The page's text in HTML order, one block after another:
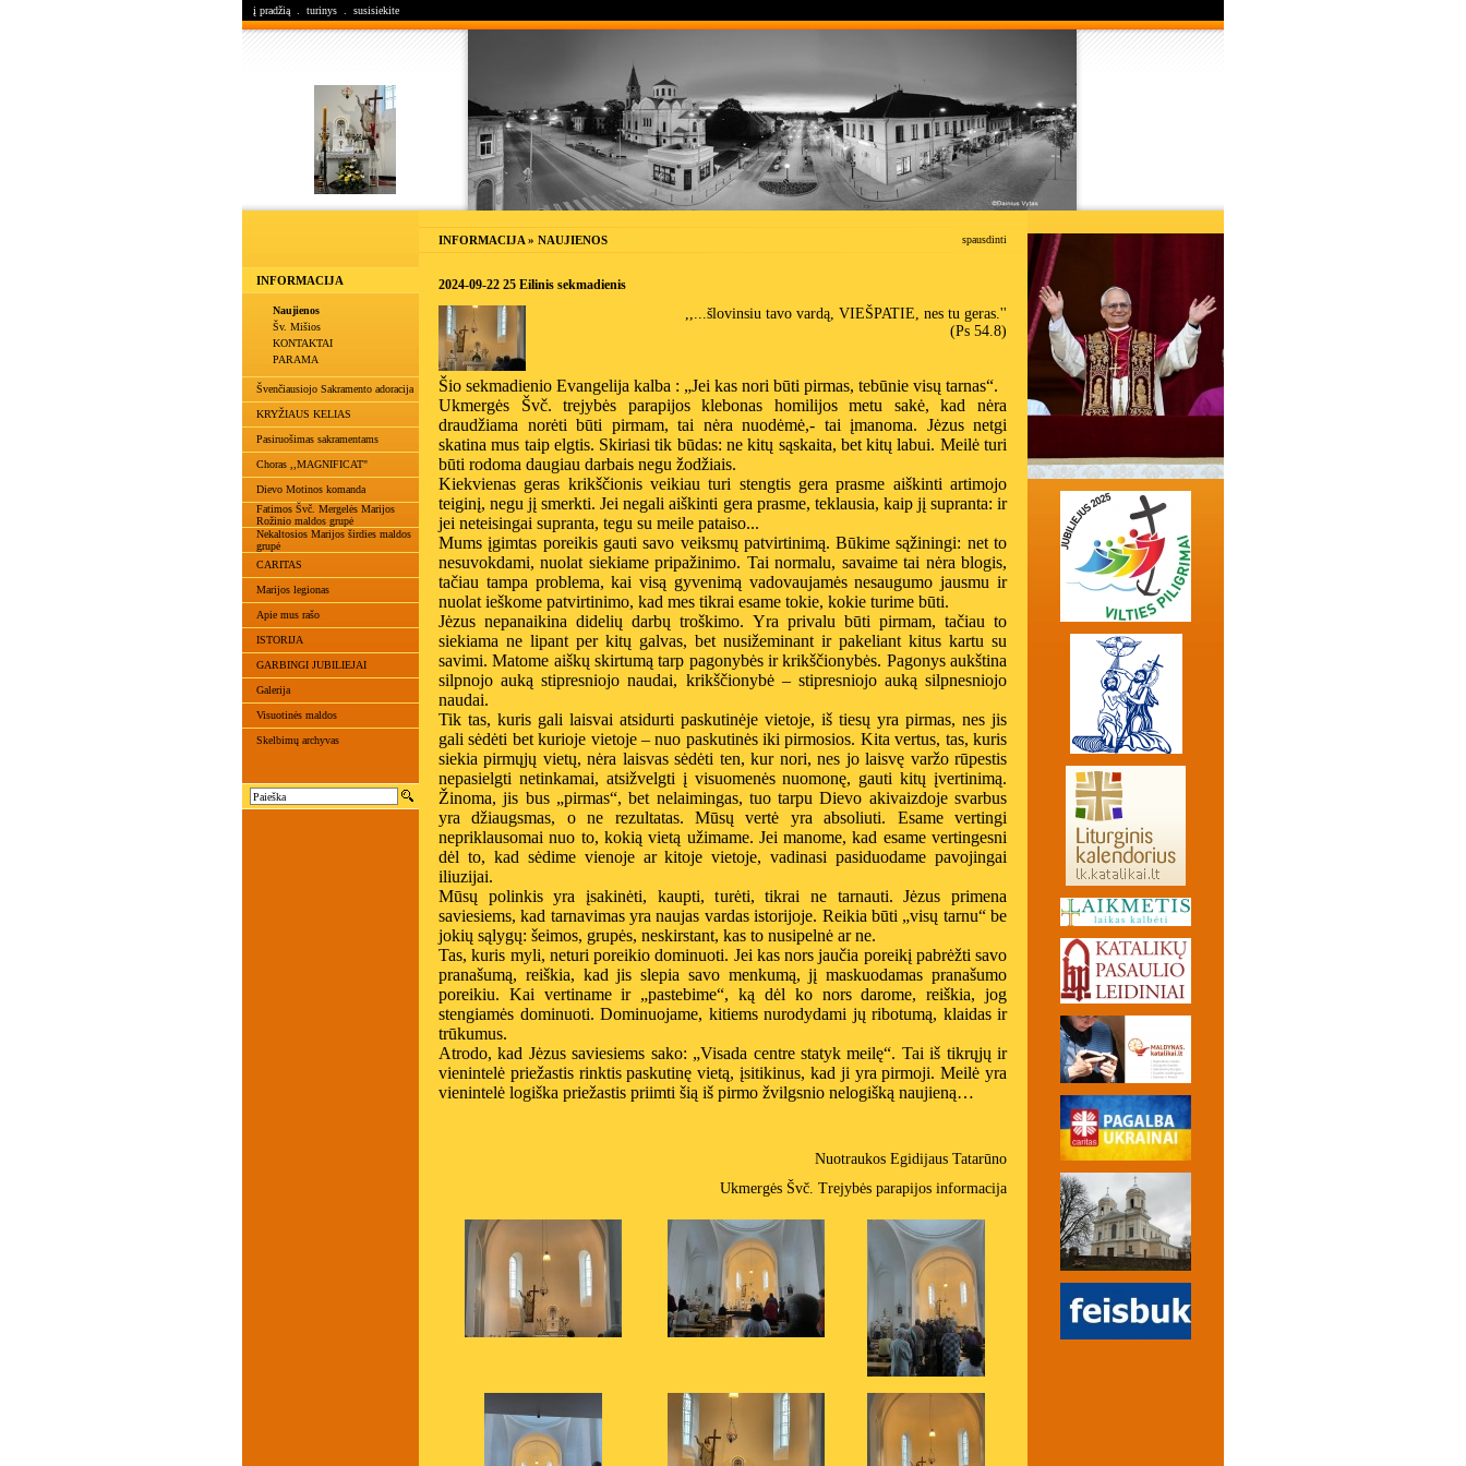
į pradžią turinys susisiekite
INFORMACIJA
Naujienos
Šv. Mišios
KONTAKTAI
PARAMA
Švenčiausiojo Sakramento adoracija
KRYŽIAUS KELIAS
Pasiruošimas sakramentams
Choras ,,MAGNIFICAT"
Dievo Motinos komanda
Fatimos Švč. Mergelės Marijos
Rožinio maldos grupė
Nekaltosios Marijos širdies maldos
grupė
CARITAS
Marijos legionas
Apie mus rašo
ISTORIJA
GARBINGI JUBILIEJAI
Galerija
Visuotinės maldos
Skelbimų archyvas
INFORMACIJA » NAUJIENOS spausdinti
2024-09-22 25 Eilinis sekmadienis
,,...šlovinsiu tavo vardą, VIEŠPATIE, nes tu geras.''
(Ps 54.8)
Šio sekmadienio Evangelija kalba : „Jei kas nori būti pirmas, tebūnie visų tarnas“.
Ukmergės Švč. trejybės parapijos klebonas homilijos metu sakė, kad nėra
draudžiama norėti būti pirmam, tai nėra nuodėmė,- tai įmanoma. Jėzus netgi
skatina mus taip elgtis. Skiriasi tik būdas: ne kitų sąskaita, bet kitų labui. Meilė turi
būti rodoma daugiau darbais negu žodžiais.
Kiekvienas geras krikščionis veikiau turi stengtis gera prasme aiškinti artimojo
teiginį, negu jį smerkti. Jei negali aiškinti gera prasme, teklausia, kaip jį supranta: ir
jei neteisingai supranta, tegu su meile pataiso...
Mums įgimtas poreikis gauti savo veiksmų patvirtinimą. Būkime sąžiningi: net to
nesuvokdami, nuolat siekiame pripažinimo. Tai normalu, savaime tai nėra blogis,
tačiau tampa problema, kai visą gyvenimą vadovaujamės nesaugumo jausmu ir
nuolat ieškome patvirtinimo, kad mes tikrai esame tokie, kokie turime būti.
Jėzus nepanaikina didelių darbų troškimo. Yra privalu būti pirmam, tačiau to
siekiama ne lipant per kitų galvas, bet nusižeminant ir pakeliant kitus kartu su
savimi. Matome aiškų skirtumą tarp pagonybės ir krikščionybės. Pagonys aukština
silpnojo auką stipresniojo naudai, krikščionybė – stipresniojo auką silpnesniojo
naudai.
Tik tas, kuris gali laisvai atsidurti paskutinėje vietoje, iš tiesų yra pirmas, nes jis
gali sėdėti bet kurioje vietoje – nuo paskutinės iki pirmosios. Kita vertus, tas, kuris
siekia pirmųjų vietų, nėra laisvas sėdėti ten, kur nori, nes jo laisvę varžo rūpestis
nepasielgti netinkamai, atsižvelgti į visuomenės nuomonę, gauti kitų įvertinimą.
Žinoma, jis bus „pirmas“, bet nelaimingas, tuo tarpu Dievo akivaizdoje svarbus
yra džiaugsmas, o ne rezultatas. Mūsų vertė yra absoliuti. Esame vertingi
nepriklausomai nuo to, kokią vietą užimame. Jei manome, kad esame vertingesni
dėl to, kad sėdime vienoje ar kitoje vietoje, vadinasi pasiduodame pavojingai
iliuzijai.
Mūsų polinkis yra įsakinėti, kaupti, turėti, tikrai ne tarnauti. Jėzus primena
saviesiems, kad tarnavimas yra naujas vardas istorijoje. Reikia būti „visų tarnu“ be
jokių sąlygų: šeimos, grupės, neskirstant, kas to nusipelnė ar ne.
Tas, kuris myli, neturi poreikio dominuoti. Jei kas nors jaučia poreikį pabrėžti savo
pranašumą, reiškia, kad jis slepia savo menkumą, jį maskuodamas pranašumo
poreikiu. Kai vertiname ir „pastebime“, ką dėl ko nors darome, reiškia, jog
stengiamės dominuoti. Dominuojame, kitiems nurodydami jų ribotumą, klaidas ir
trūkumus.
Atrodo, kad Jėzus saviesiems sako: „Visada centre statyk meilę“. Tai iš tikrųjų ir
vienintelė priežastis rinktis paskutinę vietą, įsitikinus, kad ji yra pirmoji. Meilė yra
vienintelė logiška priežastis priimti šią iš pirmo žvilgsnio nelogišką naujieną…
Nuotraukos Egidijaus Tatarūno
Ukmergės Švč. Trejybės parapijos informacija